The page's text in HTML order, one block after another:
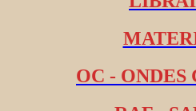
OC - ONDES